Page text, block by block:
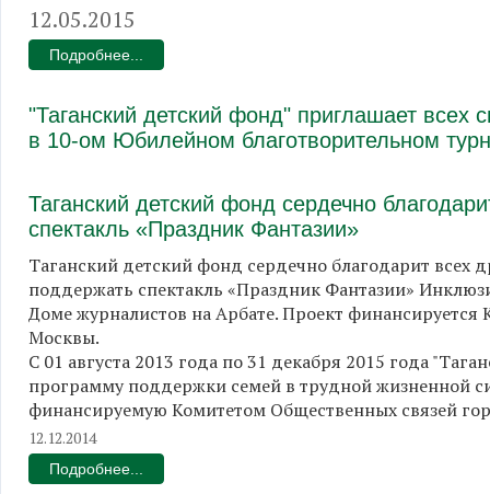
12.05.2015
Подробнее...
"Таганский детский фонд" приглашает всех
в 10-ом Юбилейном благотворительном
Таганский детский фонд сердечно
спектакль «Праздник Фантазии»
Таганский детский фонд сердечно благодарит всех
поддержать спектакль «Праздник Фантазии»
Доме журналистов на Арбате. Проект
Москвы.
С 01 августа 2013 года по 31 декабря 2015 года
программу поддержки семей в трудной жизненной
финансируемую Комитетом Общественных связей
12.12.2014
Подробнее...